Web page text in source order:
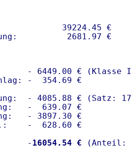
39224.45 €
- 6449.00 € (Klasse I)
-  354.69 €
- 4085.88 € (Satz:
-  639.07 €
- 3897.30 €
-  628.60 €
- 16054.54 €